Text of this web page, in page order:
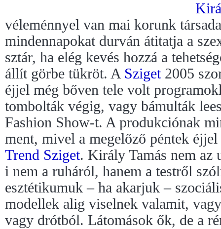
véleménnyel van mai korunk
mindennapokat durván átitatja a
sztár, ha elég kevés hozzá a
állít görbe tükröt. A Sziget2005
éjjel még bőven tele volt
tombolták végig, vagy bámulták
Fashion Show-t. A produkciónak
ment, mivel a megelőző péntek
Trend Sziget. Király Tamás nem az
i nem a ruháról, hanem a testről
esztétikumuk – ha akarjuk –
modellek alig viselnek valamit,
vagy drótból. Látomások ők, de a